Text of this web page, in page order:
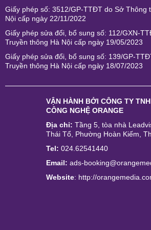
Giấy phép số: 3512/GP-TTĐT do Sở Thông
Nội cấp ngày 22/11/2022
Giấy phép sửa đổi, bổ sung số: 112/GXN-
Truyền thông Hà Nội cấp ngày 19/05/2023
Giấy phép sửa đổi, bổ sung số: 139/GP-
Truyền thông Hà Nội cấp ngày 18/07/2023
VẬN HÀNH BỞI CÔNG TY
CÔNG NGHỆ ORANGE
Địa chỉ: Tầng 5, tòa nhà
Thái Tổ, Phường Hoàn Kiếm,
Tel: 024.62541440
Email: ads-
Website: http://